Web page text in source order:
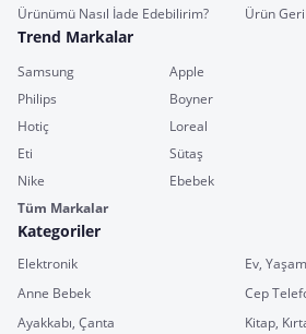
Ürünümü Nasıl İade Edebilirim?
Ürün
Trend Markalar
Samsung Apple
Philips
Boyner
Hotiç
Loreal
Eti
Sütaş
Nike
Ebebek
Tüm Markalar
Kategoriler
Elektronik
Ev,
Anne Bebek
Cep
Ayakkabı, Çanta
Kitap,